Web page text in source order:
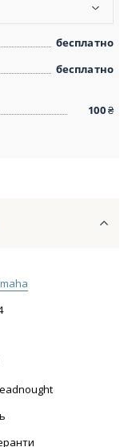
бесплатно
бесплатно
100₴